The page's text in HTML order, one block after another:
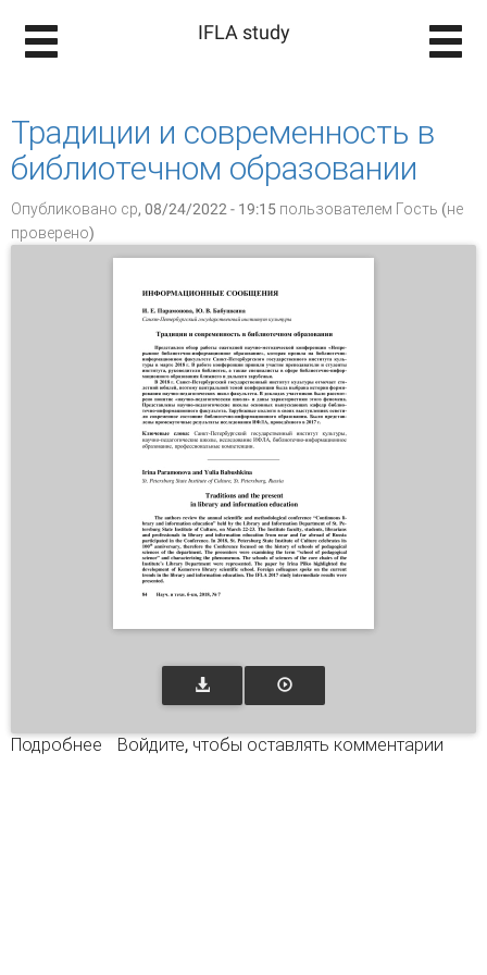
IFLA study
Традиции и современность в
библиотечном образовании
Опубликовано ср, 08/24/2022 - 19:15 пользователем Гость (не
проверено)
Подробнее о Традиции и современность в библиотечном
Войдите, чтобы оставлять комментарии